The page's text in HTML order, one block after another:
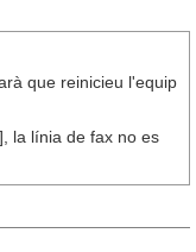
que reinicieu l'equip
la línia de fax no es